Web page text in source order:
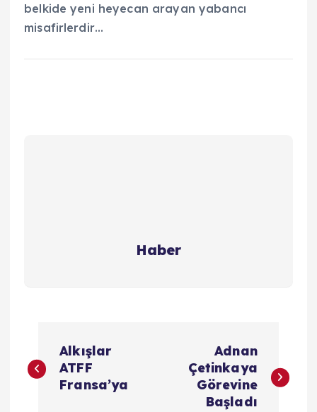
belkide yeni heyecan arayan yabancı
misafirlerdir…
Haber
a
Alkışlar
ATFF
Fransa’ya
Adnan
Çetinkaya
Görevine
Başladı